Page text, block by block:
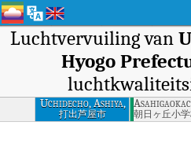
Luchtvervuiling van
Hyogo
Uchidecho, Ashiya,
Hyogo Prefecture
打出芦屋市 朝日ヶ丘小学